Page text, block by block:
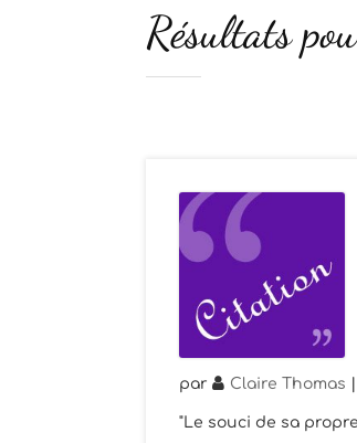
Résultats
par Claire Thomas |
"Le souci de sa